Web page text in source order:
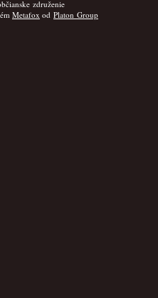
združenie
Metafox od Platon Group